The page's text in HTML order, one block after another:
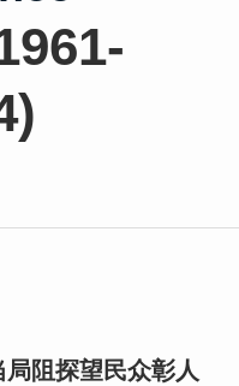
阻探望民众彰人